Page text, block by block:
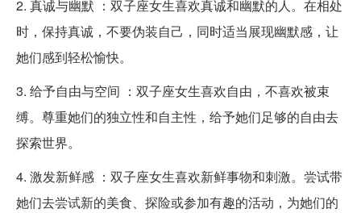
2. 真诚与幽默 ：双子座女生喜欢真诚和幽默的人。在相处
时，保持真诚，不要伪装自己，同时适当展现幽默感，让
她们感到轻松愉快。
3. 给予自由与空间 ：双子座女生喜欢自由，不喜欢被束
缚。尊重她们的独立性和自主性，给予她们足够的自由去
探索世界。
4. 激发新鲜感 ：双子座女生喜欢新鲜事物和刺激。尝试带
她们去尝试新的美食、探险或参加有趣的活动，为她们的